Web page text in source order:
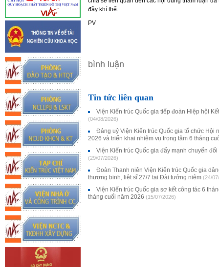
đầy khí thế.
PV
bình luận
Tin tức liên quan
Viện Kiến trúc Quốc gia tiếp đoàn Hiệp hội
(04/08/2026)
Đảng uỷ Viện Kiến trúc Quốc gia tổ chức Hội
2026 và triển khai nhiệm vụ trọng tâm 6 tháng
Viện Kiến trúc Quốc gia đẩy mạnh chuyển
(29/07/2026)
Đoàn Thanh niên Viện Kiến trúc Quốc gia
thương binh, liệt sĩ 27/7 tại Đài tưởng niệm (24/
Viện Kiến trúc Quốc gia sơ kết công tác 6
tháng cuối năm 2026 (15/07/2026)